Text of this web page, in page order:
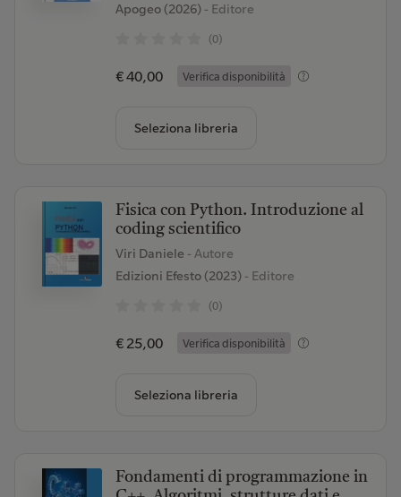
Apogeo (2026)- Editore
(0)
€ 40,00 Verifica disponibilità
Seleziona libreria
Fisica con Python. Introduzione al
coding scientifico
Viri Daniele - Autore
Edizioni Efesto (2023)- Editore
(0)
€ 25,00 Verifica disponibilità
Seleziona libreria
Fondamenti di programmazione in